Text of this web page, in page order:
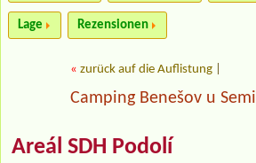
Lage Rezensionen
« zurück auf die Auflistung
Camping Benešov u Semil
Areál SDH Podolí